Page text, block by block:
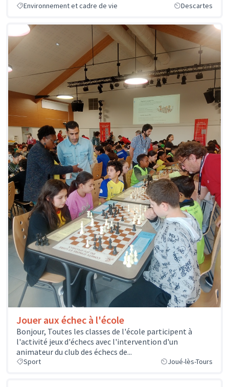
Environnement et cadre de vie Descartes
Jouer aux échec à l'école
Bonjour, Toutes les classes de l'école participent à
l'activité jeux d'échecs avec l'intervention d'un
animateur du club des échecs de...
Sport Joué-lès-Tours